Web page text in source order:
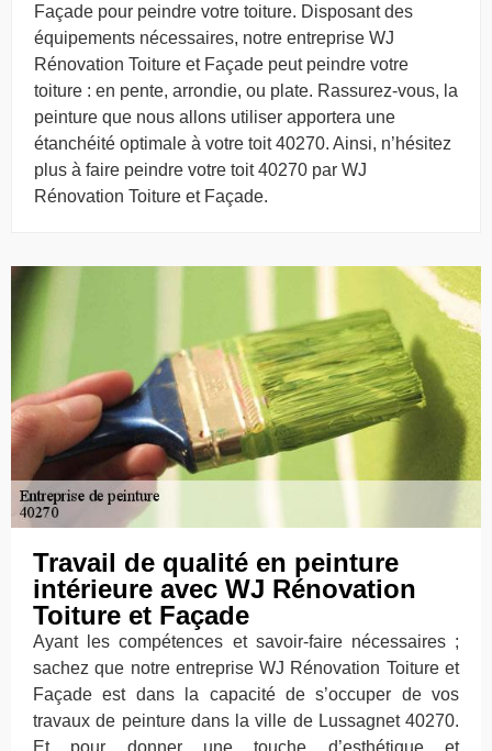
Façade pour peindre votre toiture. Disposant des
équipements nécessaires, notre entreprise WJ
Rénovation Toiture et Façade peut peindre votre
toiture : en pente, arrondie, ou plate. Rassurez-vous, la
peinture que nous allons utiliser apportera une
étanchéité optimale à votre toit 40270. Ainsi, n’hésitez
plus à faire peindre votre toit 40270 par WJ
Rénovation Toiture et Façade.
Travail de qualité en peinture
intérieure avec WJ Rénovation
Toiture et Façade
Ayant les compétences et savoir-faire nécessaires ;
sachez que notre entreprise WJ Rénovation Toiture et
Façade est dans la capacité de s’occuper de vos
travaux de peinture dans la ville de Lussagnet 40270.
Et pour donner une touche d’esthétique et